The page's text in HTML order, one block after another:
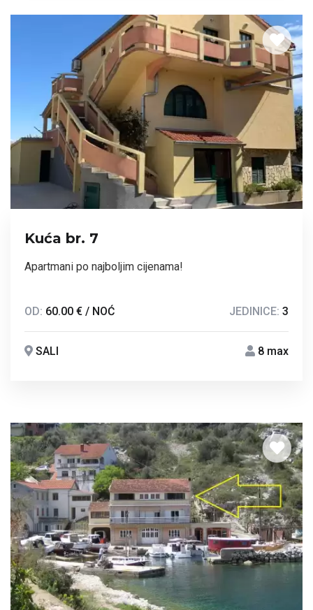
Kuća br. 7
Apartmani po najboljim cijenama!
OD: 60.00 € / NOĆ JEDINICE: 3
SALI 8 max